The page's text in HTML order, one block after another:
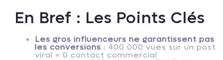
En Bref : Les Points Clés
Les gros influenceurs ne garantissent pas
les conversions : 400 000 vues sur un post
viral = 0 contact commercial